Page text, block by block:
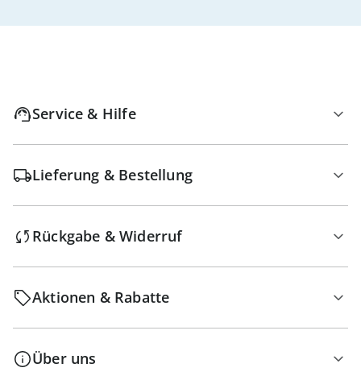
Service & Hilfe
Lieferung & Bestellung
Rückgabe & Widerruf
Aktionen & Rabatte
Über uns